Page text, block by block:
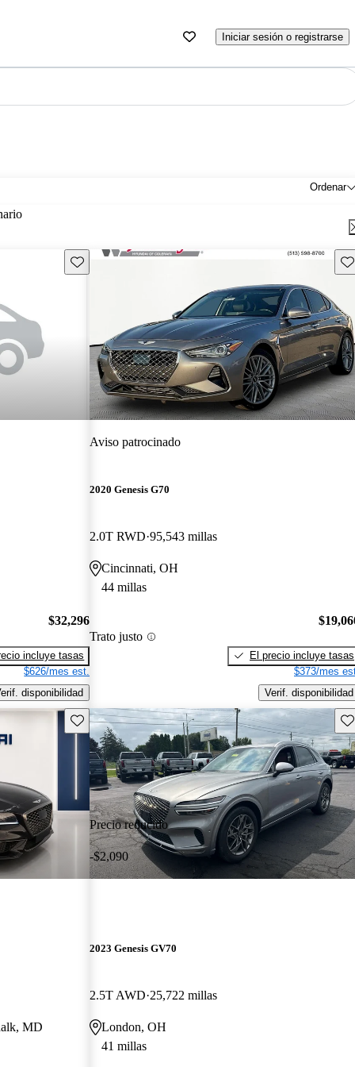
Iniciar sesión o registrarse
Ordenar
Guarda este Aviso
$32,296
incluye tasas
$626/mes est.
disponibilidad
Aviso patrocinado
2020 Genesis G70
2.0T RWD 95,543 millas
Cincinnati, OH
44 millas
Trato justo
El precio incluye tasas
$373/mes
Verif. disponibilidad
Guarda este Aviso
MD
Precio reducido
-$2,090
2023 Genesis GV70
2.5T AWD 25,722 millas
London, OH
41 millas